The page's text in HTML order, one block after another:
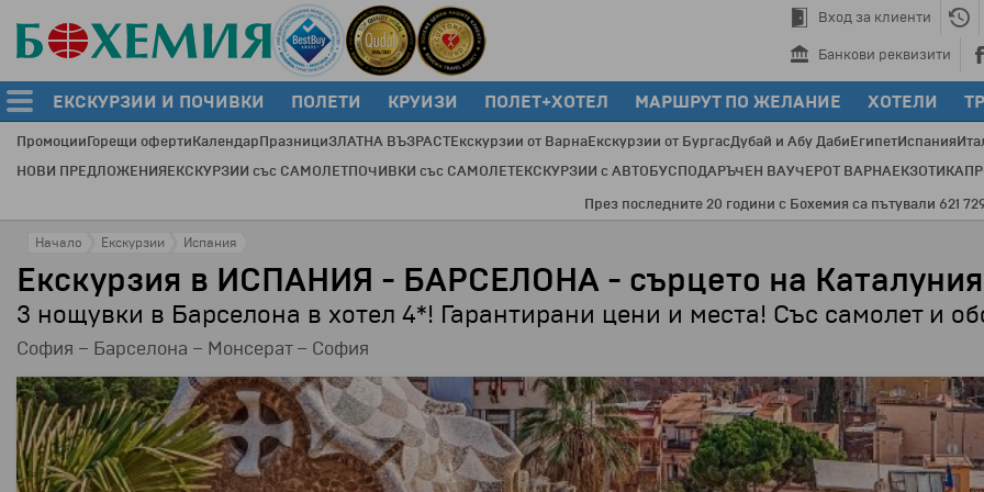
Вход за клиенти
Банкови реквизити
ЕКСКУРЗИИ И ПОЧИВКИ ПОЛЕТИ КРУИЗИ ПОЛЕТ+ХОТЕЛ МАРШРУТ ПО ЖЕЛАНИЕ ХОТЕЛИ
ПромоцииГорещи офертиКалендарПразнициЗЛАТНА ВЪЗРАСТЕкскурзии от ВарнаЕкскурзии от БургасДубай и Абу ДабиЕгипетИспания
НОВИ ПРЕДЛОЖЕНИЯЕКСКУРЗИИ със САМОЛЕТПОЧИВКИ със САМОЛЕТЕКСКУРЗИИ с АВТОБУСПОДАРЪЧЕН ВАУЧЕРОТ ВАРНАЕКЗОТИКА
През последните 20 години с Бохемия са пътували 621 729 туристи по
Начало Екскурзии Испания
Екскурзия в ИСПАНИЯ - БАРСЕЛОНА - сърцето на Каталуния
3 нощувки в Барселона в хотел 4*! Гарантирани цени и места! Със самолет и
София – Барселона – Монсерат – София